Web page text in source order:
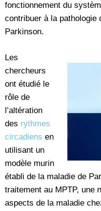
fonctionnement du
contribuer à la pathologie
Parkinson.
Les
chercheurs
ont étudié le
rôle de
l’altération
des rythmes
circadiens en
utilisant un
modèle murin
établi de la maladie de
traitement au MPTP, une
aspects de la maladie